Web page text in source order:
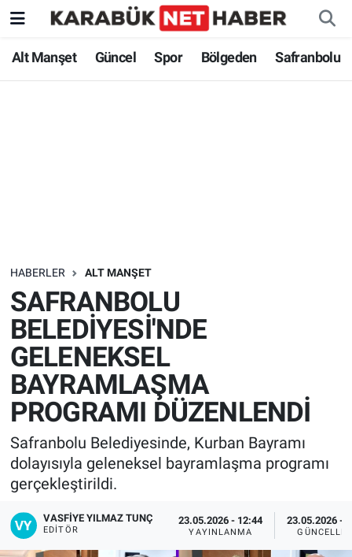
Alt Manşet Güncel Spor Bölgeden Safranbolu
HABERLER ALT MANŞET
SAFRANBOLU
BELEDİYESİ'NDE
GELENEKSEL
BAYRAMLAŞMA
PROGRAMI DÜZENLENDİ
Safranbolu Belediyesinde, Kurban Bayramı
dolayısıyla geleneksel bayramlaşma programı
gerçekleştirildi.
VASFIYE YILMAZ TUNÇ
EDITÖR
23.05.2026 - 12:44
YAYINLANMA
23.05.2026 -